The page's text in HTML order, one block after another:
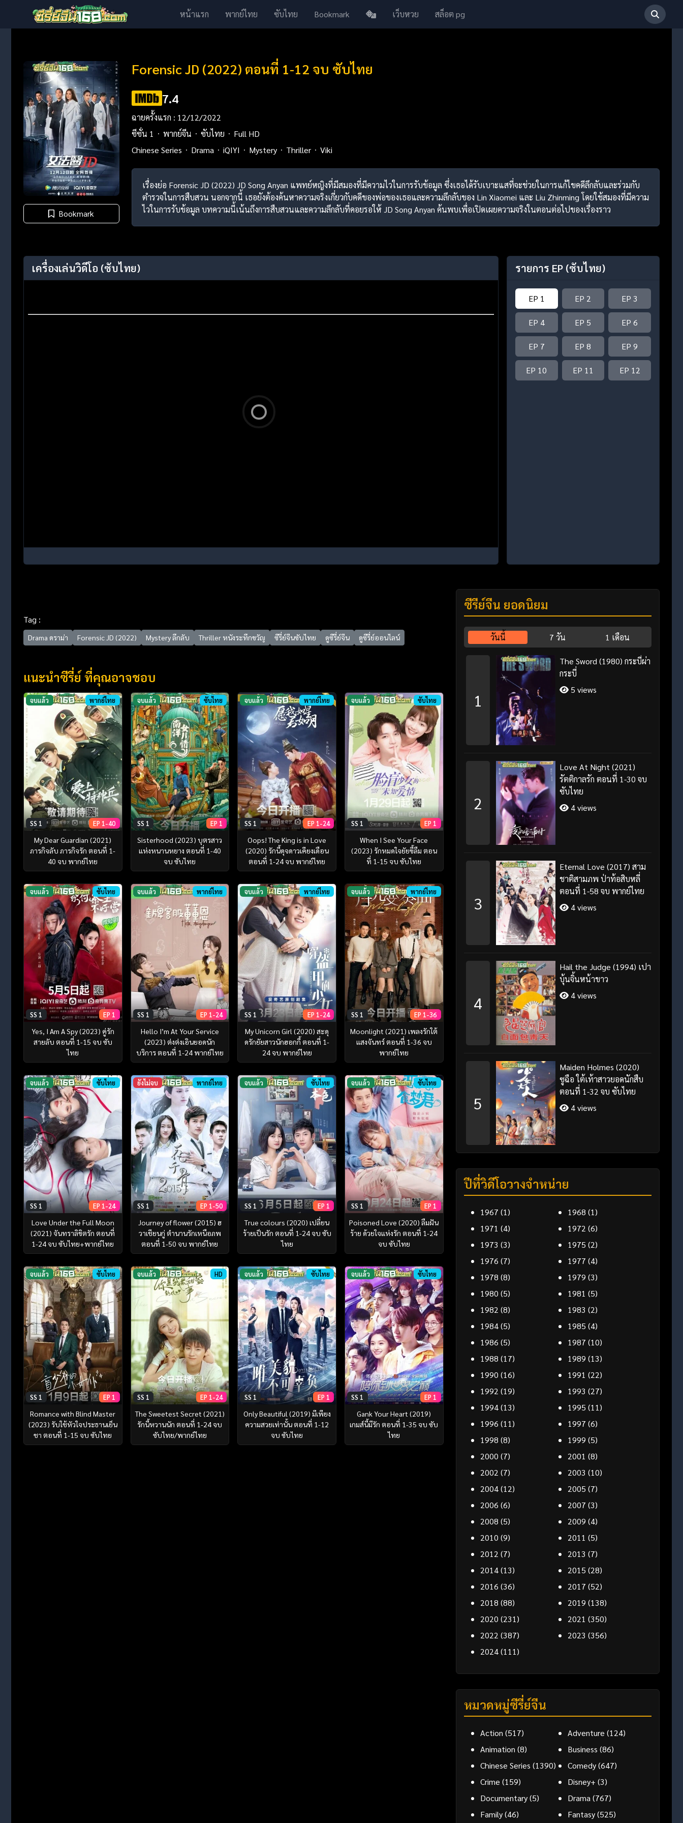
หน้าแรก พากย์ไทย ซับไทย Bookmark เว็บหวย สล็อต pg
Bookmark
Forensic JD (2022) ตอนที่ 1-12 จบ ซับไทย
7.4
ฉายครั้งแรก : 12/12/2022
ซีซั่น 1
พากย์จีน ซับไทย
Full HD
Chinese Series
Drama iQIYI Mystery Thriller Viki
เรื่องย่อ Forensic JD (2022) JD Song Anyan แพทย์หญิงที่มีสมองที่มีความไวในการรับข้อมูล ซึ่งเธอได้รับเบาะแสที่จะช่วยในการแก้ไขคดีลึกลับและร่วมกับ
ตำรวจในการสืบสวน นอกจากนี้ เธอยังต้องค้นหาความจริงเกี่ยวกับคดีของพ่อของเธอและความลึกลับของ Lin Xiaomei และ Liu Zhinming โดยใช้สมองที่มีความ
ไวในการรับข้อมูล บทความนี้เน้นถึงการสืบสวนและความลึกลับที่คอยรอให้ JD Song Anyan ค้นพบเพื่อเปิดเผยความจริงในตอนต่อไปของเรื่องราว
เครื่องเล่นวิดีโอ (ซับไทย) รายการ EP (ซับไทย)
EP 1 EP 2 EP 3
EP 4 EP 5 EP 6
EP 7 EP 8 EP 9
EP 10 EP 11 EP 12
Tag :
Drama ดราม่า Forensic JD (2022) Mystery ลึกลับ Thriller หนังระทึกขวัญ ซีรี่ย์จีนซับไทย ดูซีรี่ย์จีน ดูซีรี่ย์ออนไลน์
แนะนำซีรี่ย์ ที่คุณอาจชอบ
จบแล้ว พากย์ไทย
SS 1 EP 1-40
My Dear Guardian (2021)
ภารกิจลับ ภารกิจรัก ตอนที่ 1-
40 จบ พากย์ไทย
จบแล้ว ซับไทย
SS 1 EP 1
Sisterhood (2023) บุตรสาว
แห่งหนานหยาง ตอนที่ 1-40
จบ ซับไทย
จบแล้ว พากย์ไทย
SS 1 EP 1-24
Oops! The King is in Love
(2020) รักนี้ดุจดาวเคียงเดือน
ตอนที่ 1-24 จบ พากย์ไทย
จบแล้ว ซับไทย
SS 1 EP 1
When I See Your Face
(2023) รักหมดใจยัยขี้ลืม ตอน
ที่ 1-15 จบ ซับไทย
จบแล้ว ซับไทย
SS 1 EP 1
Yes, I Am A Spy (2023) คู่รัก
สายลับ ตอนที่ 1-15 จบ ซับ
ไทย
จบแล้ว พากย์ไทย
SS 1 EP 1-24
Hello I’m At Your Service
(2023) ต่งต่งเอินยอดนัก
บริการ ตอนที่ 1-24 พากย์ไทย
จบแล้ว พากย์ไทย
SS 1 EP 1-24
My Unicorn Girl (2020) สะดุ
ดรักยัยสาวนักฮอกกี้ ตอนที่ 1-
24 จบ พากย์ไทย
จบแล้ว พากย์ไทย
SS 1 EP 1-36
Moonlight (2021) เพลงรักใต้
แสงจันทร์ ตอนที่ 1-36 จบ
พากย์ไทย
จบแล้ว ซับไทย
SS 1 EP 1-24
Love Under the Full Moon
(2021) จันทราลิขิตรัก ตอนที่
1-24 จบ ซับไทย+พากย์ไทย
ยังไม่จบ พากย์ไทย
SS 1 EP 1-50
Journey of flower (2015) ฮ
วาเชียนกู่ ตำนานรักเหนือภพ
ตอนที่ 1-50 จบ พากย์ไทย
จบแล้ว ซับไทย
SS 1 EP 1
True colours (2020) เปลี่ยน
ร้ายเป็นรัก ตอนที่ 1-24 จบ ซับ
ไทย
จบแล้ว ซับไทย
SS 1 EP 1
Poisoned Love (2020) ลืมฝัน
ร้าย ด้วยใจแห่งรัก ตอนที่ 1-24
จบ ซับไทย
จบแล้ว ซับไทย
SS 1 EP 1
Romance with Blind Master
(2023) รับใช้หัวใจประธานเย็น
ชา ตอนที่ 1-15 จบ ซับไทย
จบแล้ว HD
SS 1 EP 1-24
The Sweetest Secret (2021)
รักนี้หวานนัก ตอนที่ 1-24 จบ
ซับไทย/พากย์ไทย
จบแล้ว ซับไทย
SS 1 EP 1
Only Beautiful (2019) มีเพียง
ความสวยเท่านั้น ตอนที่ 1-12
จบ ซับไทย
จบแล้ว ซับไทย
SS 1 EP 1
Gank Your Heart (2019)
เกมส์นี้มีรัก ตอนที่ 1-35 จบ ซับ
ไทย
ซีรี่ย์จีน ยอดนิยม
วันนี้ 7 วัน 1 เดือน
1
The Sword (1980) กระบี่ผ่า
กระบี่
5 views
2
Love At Night (2021)
รัตติกาลรัก ตอนที่ 1-30 จบ
ซับไทย
4 views
3
Eternal Love (2017) สาม
ชาติสามภพ ป่าท้อสิบหลี่
ตอนที่ 1-58 จบ พากย์ไทย
4 views
4
Hail the Judge (1994) เปา
บุ้นจิ้นหน้าขาว
4 views
5
Maiden Holmes (2020)
ซูฉือ ใต้เท้าสาวยอดนักสืบ
ตอนที่ 1-32 จบ ซับไทย
4 views
ปีที่วิดีโอวางจำหน่าย
1967 (1) 1968 (1)
1971 (4) 1972 (6)
1973 (3) 1975 (2)
1976 (7) 1977 (4)
1978 (8) 1979 (3)
1980 (5) 1981 (5)
1982 (8) 1983 (2)
1984(5) 1985 (4)
1986 (5) 1987 (10)
1988 (17) 1989 (13)
1990 (16) 1991 (22)
1992 (19) 1993 (27)
1994(13) 1995 (11)
1996 (11) 1997 (6)
1998 (8) 1999 (5)
2000 (7) 2001 (8)
2002 (7) 2003 (10)
2004(12) 2005 (7)
2006 (6) 2007 (3)
2008 (5) 2009 (4)
2010 (9) 2011 (5)
2012 (7) 2013 (7)
2014(13) 2015 (28)
2016 (36) 2017 (52)
2018 (88) 2019 (138)
2020 (231) 2021 (350)
2022 (387) 2023 (356)
2024(111)
หมวดหมู่ซีรี่ย์จีน
Action (517) Adventure (124)
Animation (8) Business (86)
Chinese Series (1390) Comedy(647)
Crime (159) Disney+ (3)
Documentary(5) Drama(767)
Family(46) Fantasy(525)